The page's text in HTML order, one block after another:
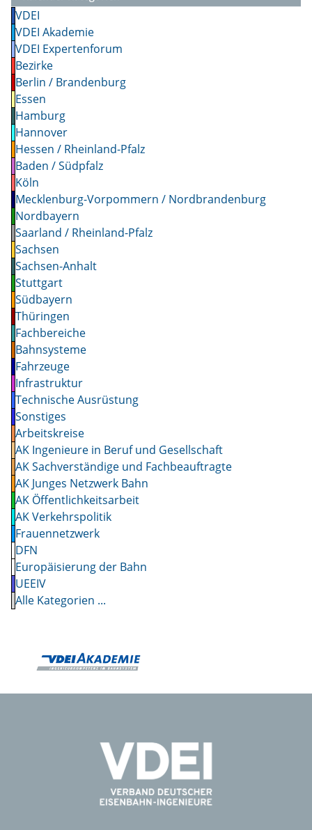
VDEI
VDEI Akademie
VDEI Expertenforum
Bezirke
Berlin / Brandenburg
Essen
Hamburg
Hannover
Hessen / Rheinland-Pfalz
Baden / Südpfalz
Köln
Mecklenburg-Vorpommern / Nordbrandenburg
Nordbayern
Saarland / Rheinland-Pfalz
Sachsen
Sachsen-Anhalt
Stuttgart
Südbayern
Thüringen
Fachbereiche
Bahnsysteme
Fahrzeuge
Infrastruktur
Technische Ausrüstung
Sonstiges
Arbeitskreise
AK Ingenieure in Beruf und Gesellschaft
AK Sachverständige und Fachbeauftragte
AK Junges Netzwerk Bahn
AK Öffentlichkeitsarbeit
AK Verkehrspolitik
Frauennetzwerk
DFN
Europäisierung der Bahn
UEEIV
Alle Kategorien ...